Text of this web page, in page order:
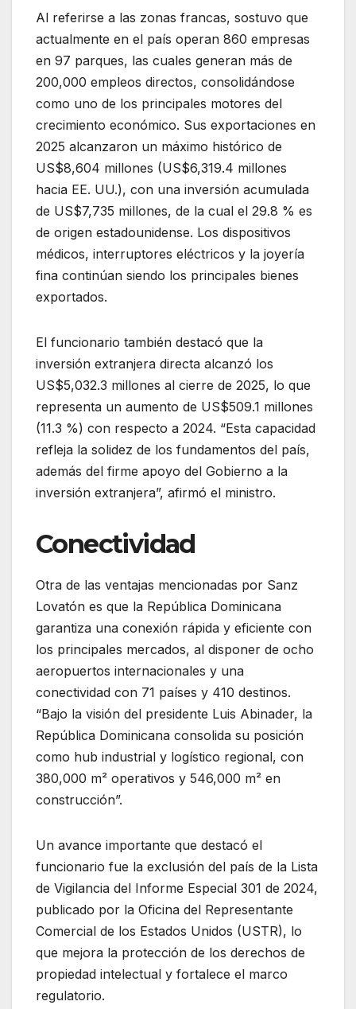
Al referirse a las zonas francas, sostuvo que
actualmente en el país operan 860 empresas
en 97 parques, las cuales generan más de
200,000 empleos directos, consolidándose
como uno de los principales motores del
crecimiento económico. Sus exportaciones en
2025 alcanzaron un máximo histórico de
US$8,604 millones (US$6,319.4 millones
hacia EE. UU.), con una inversión acumulada
de US$7,735 millones, de la cual el 29.8 % es
de origen estadounidense. Los dispositivos
médicos, interruptores eléctricos y la joyería
fina continúan siendo los principales bienes
exportados.
El funcionario también destacó que la
inversión extranjera directa alcanzó los
US$5,032.3 millones al cierre de 2025, lo que
representa un aumento de US$509.1 millones
(11.3 %) con respecto a 2024. “Esta capacidad
refleja la solidez de los fundamentos del país,
además del firme apoyo del Gobierno a la
inversión extranjera”, afirmó el ministro.
Conectividad
Otra de las ventajas mencionadas por Sanz
Lovatón es que la República Dominicana
garantiza una conexión rápida y eficiente con
los principales mercados, al disponer de ocho
aeropuertos internacionales y una
conectividad con 71 países y 410 destinos.
“Bajo la visión del presidente Luis Abinader, la
República Dominicana consolida su posición
como hub industrial y logístico regional, con
380,000 m² operativos y 546,000 m² en
construcción”.
Un avance importante que destacó el
funcionario fue la exclusión del país de la Lista
de Vigilancia del Informe Especial 301 de 2024,
publicado por la Oficina del Representante
Comercial de los Estados Unidos (USTR), lo
que mejora la protección de los derechos de
propiedad intelectual y fortalece el marco
regulatorio.